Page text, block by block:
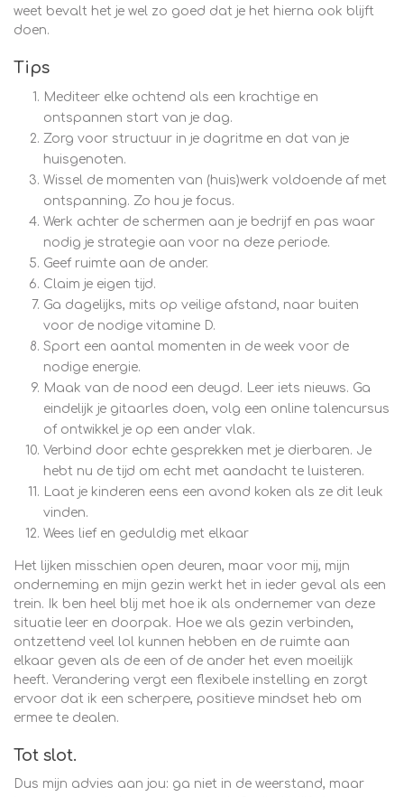
weet bevalt het je wel zo goed dat je het hierna ook blijft
doen.
Tips
Mediteer elke ochtend als een krachtige en
ontspannen start van je dag.
Zorg voor structuur in je dagritme en dat van je
huisgenoten.
Wissel de momenten van (huis)werk voldoende af met
ontspanning. Zo hou je focus.
Werk achter de schermen aan je bedrijf en pas waar
nodig je strategie aan voor na deze periode.
Geef ruimte aan de ander.
Claim je eigen tijd.
Ga dagelijks, mits op veilige afstand, naar buiten
voor de nodige vitamine D.
Sport een aantal momenten in de week voor de
nodige energie.
Maak van de nood een deugd. Leer iets nieuws. Ga
eindelijk je gitaarles doen, volg een online talencursus
of ontwikkel je op een ander vlak.
Verbind door echte gesprekken met je dierbaren. Je
hebt nu de tijd om echt met aandacht te luisteren.
Laat je kinderen eens een avond koken als ze dit leuk
vinden.
Wees lief en geduldig met elkaar
Het lijken misschien open deuren, maar voor mij, mijn
onderneming en mijn gezin werkt het in ieder geval als een
trein. Ik ben heel blij met hoe ik als ondernemer van deze
situatie leer en doorpak. Hoe we als gezin verbinden,
ontzettend veel lol kunnen hebben en de ruimte aan
elkaar geven als de een of de ander het even moeilijk
heeft. Verandering vergt een flexibele instelling en zorgt
ervoor dat ik een scherpere, positieve mindset heb om
ermee te dealen.
Tot slot.
Dus mijn advies aan jou: ga niet in de weerstand, maar